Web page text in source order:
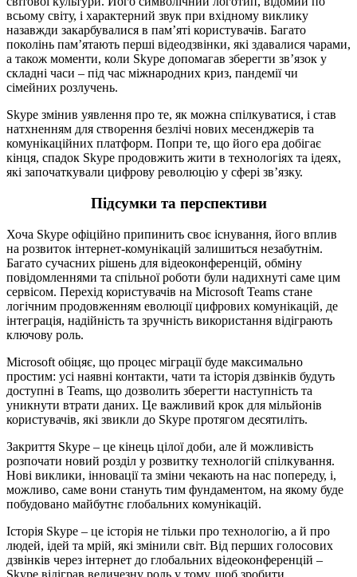
всьому світу, і характерний звук при вхідному виклику
назавжди закарбувалися в пам’яті користувачів. Багато
поколінь пам’ятають перші відеодзвінки, які здавалися чарами,
а також моменти, коли Skype допомагав зберегти зв’язок у
складні часи – під час міжнародних криз, пандемії чи
сімейних розлучень.
Skype змінив уявлення про те, як можна спілкуватися, і став
натхненням для створення безлічі нових месенджерів та
комунікаційних платформ. Попри те, що його ера добігає
кінця, спадок Skype продовжить жити в технологіях та ідеях,
які започаткували цифрову революцію у сфері зв’язку.
Підсумки та перспективи
Хоча Skype офіційно припинить своє існування, його вплив
на розвиток інтернет-комунікацій залишиться незабутнім.
Багато сучасних рішень для відеоконференцій, обміну
повідомленнями та спільної роботи були надихнуті саме цим
сервісом. Перехід користувачів на Microsoft Teams стане
логічним продовженням еволюції цифрових комунікацій, де
інтеграція, надійність та зручність використання відіграють
ключову роль.
Microsoft обіцяє, що процес міграції буде максимально
простим: усі наявні контакти, чати та історія дзвінків будуть
доступні в Teams, що дозволить зберегти наступність та
уникнути втрати даних. Це важливий крок для мільйонів
користувачів, які звикли до Skype протягом десятиліть.
Закриття Skype – це кінець цілої доби, але й можливість
розпочати новий розділ у розвитку технологій спілкування.
Нові виклики, інновації та зміни чекають на нас попереду, і,
можливо, саме вони стануть тим фундаментом, на якому буде
побудовано майбутнє глобальних комунікацій.
Історія Skype – це історія не тільки про технологію, а й про
людей, ідей та мрій, які змінили світ. Від перших голосових
дзвінків через інтернет до глобальних відеоконференцій –
Skype відіграв величезну роль у тому, щоб зробити